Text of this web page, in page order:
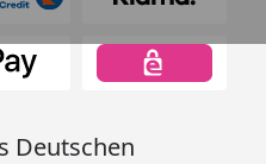
Deutschen